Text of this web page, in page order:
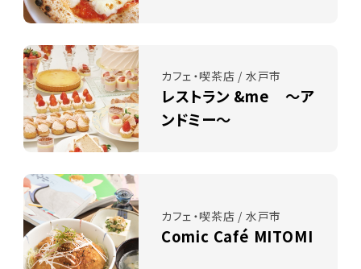
カフェ・喫茶店 / 水戸市
レストラン &me ～ア
ンドミー～
カフェ・喫茶店 / 水戸市
Comic Café MITOMI